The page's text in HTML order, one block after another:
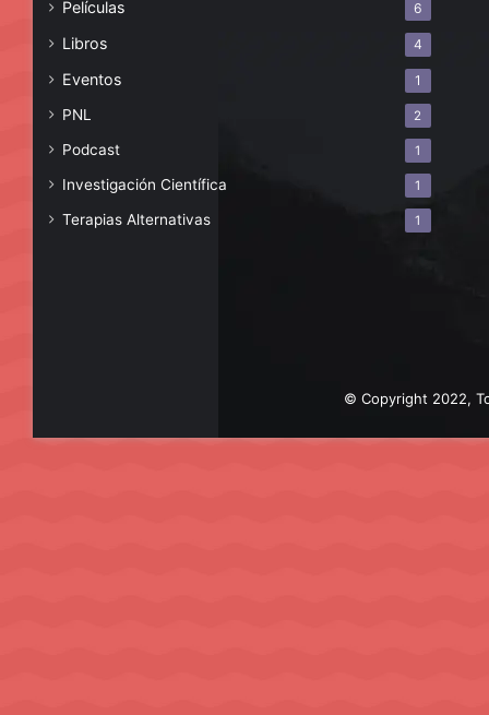
Películas 6
Libros 4
Eventos 1
PNL 2
Podcast 1
Investigación Científica 1
Terapias Alternativas 1
© Copyright 2022,